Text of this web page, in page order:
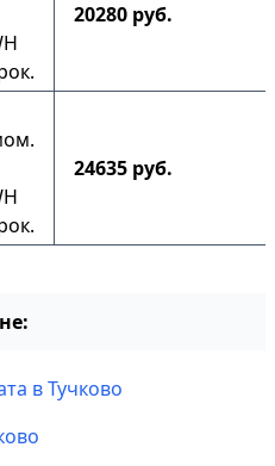
20280 руб.
24635 руб.
в Тучково